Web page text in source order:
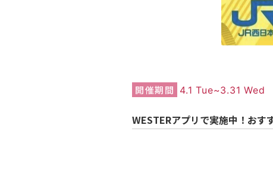
開催期間 4.1 Tue~3.31 Wed
WESTERアプリで実施中！おす